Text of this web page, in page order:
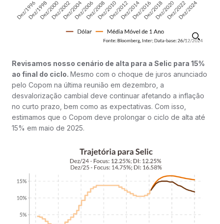
Revisamos nosso cenário de alta para a Selic para 15%
ao final do ciclo. Mesmo com o choque de juros anunciado
pelo Copom na última reunião em dezembro, a
desvalorização cambial deve continuar afetando a inflação
no curto prazo, bem como as expectativas. Com isso,
estimamos que o Copom deve prolongar o ciclo de alta até
15% em maio de 2025.